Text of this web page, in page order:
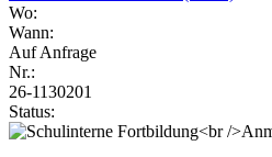
Wo:
Wann:
Auf Anfrage
Nr.:
26-1130201
Status: